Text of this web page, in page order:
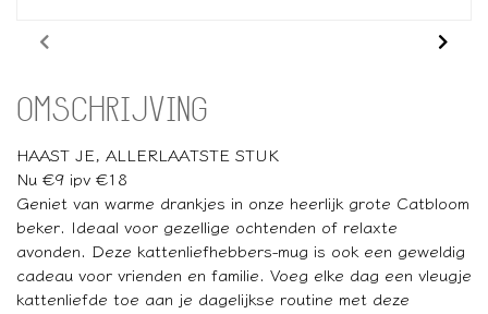
OMSCHRIJVING
HAAST JE, ALLERLAATSTE STUK
Nu €9 ipv €18
Geniet van warme drankjes in onze heerlijk grote Catbloom
beker. Ideaal voor gezellige ochtenden of relaxte
avonden. Deze kattenliefhebbers-mug is ook een geweldig
cadeau voor vrienden en familie. Voeg elke dag een vleugje
kattenliefde toe aan je dagelijkse routine met deze